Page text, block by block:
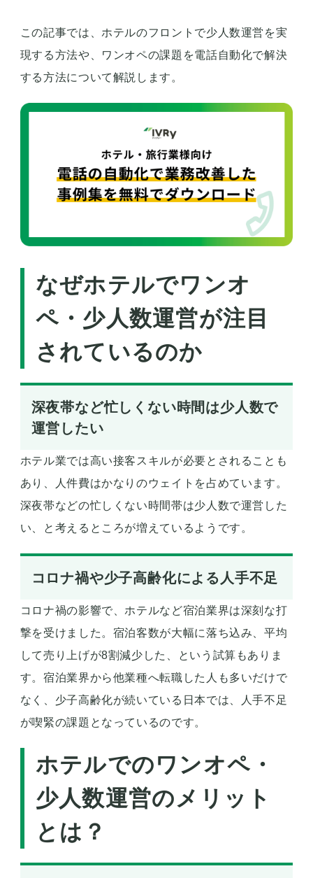
この記事では、ホテルのフロントで少人数運営を実
現する方法や、ワンオペの課題を電話自動化で解決
する方法について解説します。
なぜホテルでワンオ
ペ・少人数運営が注目
されているのか
深夜帯など忙しくない時間は少人数で
運営したい
ホテル業では高い接客スキルが必要とされることも
あり、人件費はかなりのウェイトを占めています。
深夜帯などの忙しくない時間帯は少人数で運営した
い、と考えるところが増えているようです。
コロナ禍や少子高齢化による人手不足
コロナ禍の影響で、ホテルなど宿泊業界は深刻な打
撃を受けました。宿泊客数が大幅に落ち込み、平均
して売り上げが8割減少した、という試算もありま
す。宿泊業界から他業種へ転職した人も多いだけで
なく、少子高齢化が続いている日本では、人手不足
が喫緊の課題となっているのです。
ホテルでのワンオペ・
少人数運営のメリット
とは？